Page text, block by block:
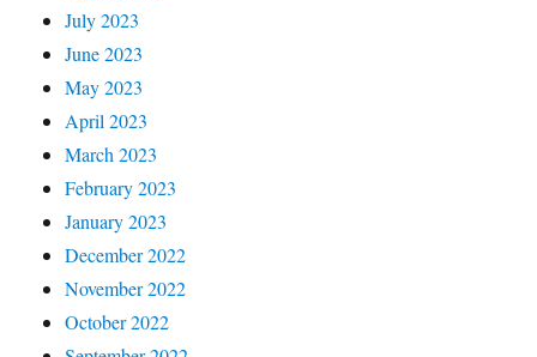
July 2023
June 2023
May 2023
April 2023
March 2023
February 2023
January 2023
December 2022
November 2022
October 2022